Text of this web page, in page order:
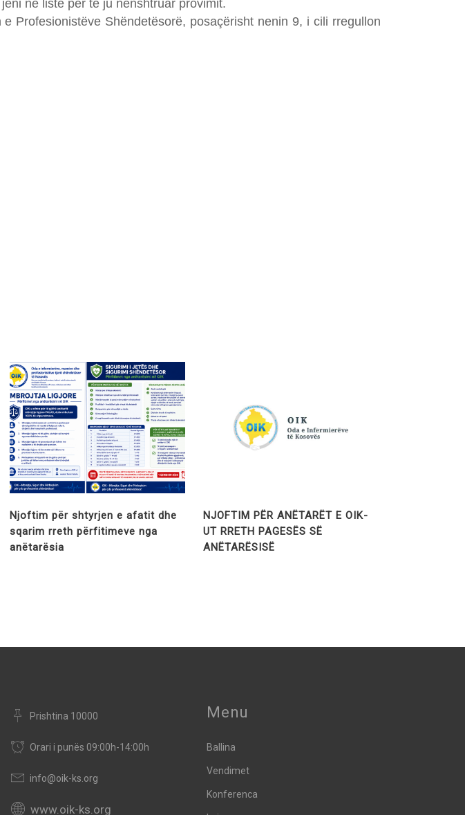
në listë për të ju nënshtruar provimit.
Profesionistëve Shëndetësorë, posaçërisht nenin 9, i cili rregullon
Njoftim për shtyrjen e afatit dhe
sqarim rreth përfitimeve nga
anëtarësia
NJOFTIM PËR ANËTARËT E OIK-
UT RRETH PAGESËS SË
ANËTARËSISË
Prishtina 10000
Orari i punës 09:00h-14:00h
info@oik-ks.org
www.oik-ks.org
Menu
Ballina
Vendimet
Konferenca